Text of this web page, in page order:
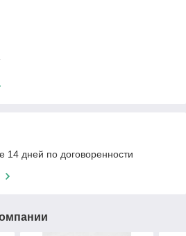
14 дней по договоренности